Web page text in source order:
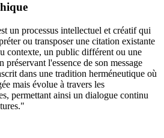
un processus intellectuel et créatif qui
ou transposer une citation existante
contexte, un public différent ou une
l'essence de son message
dans une tradition herméneutique où
mais évolue à travers les
permettant ainsi un dialogue continu